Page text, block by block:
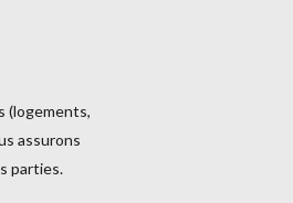
(logements,
assurons
parties.